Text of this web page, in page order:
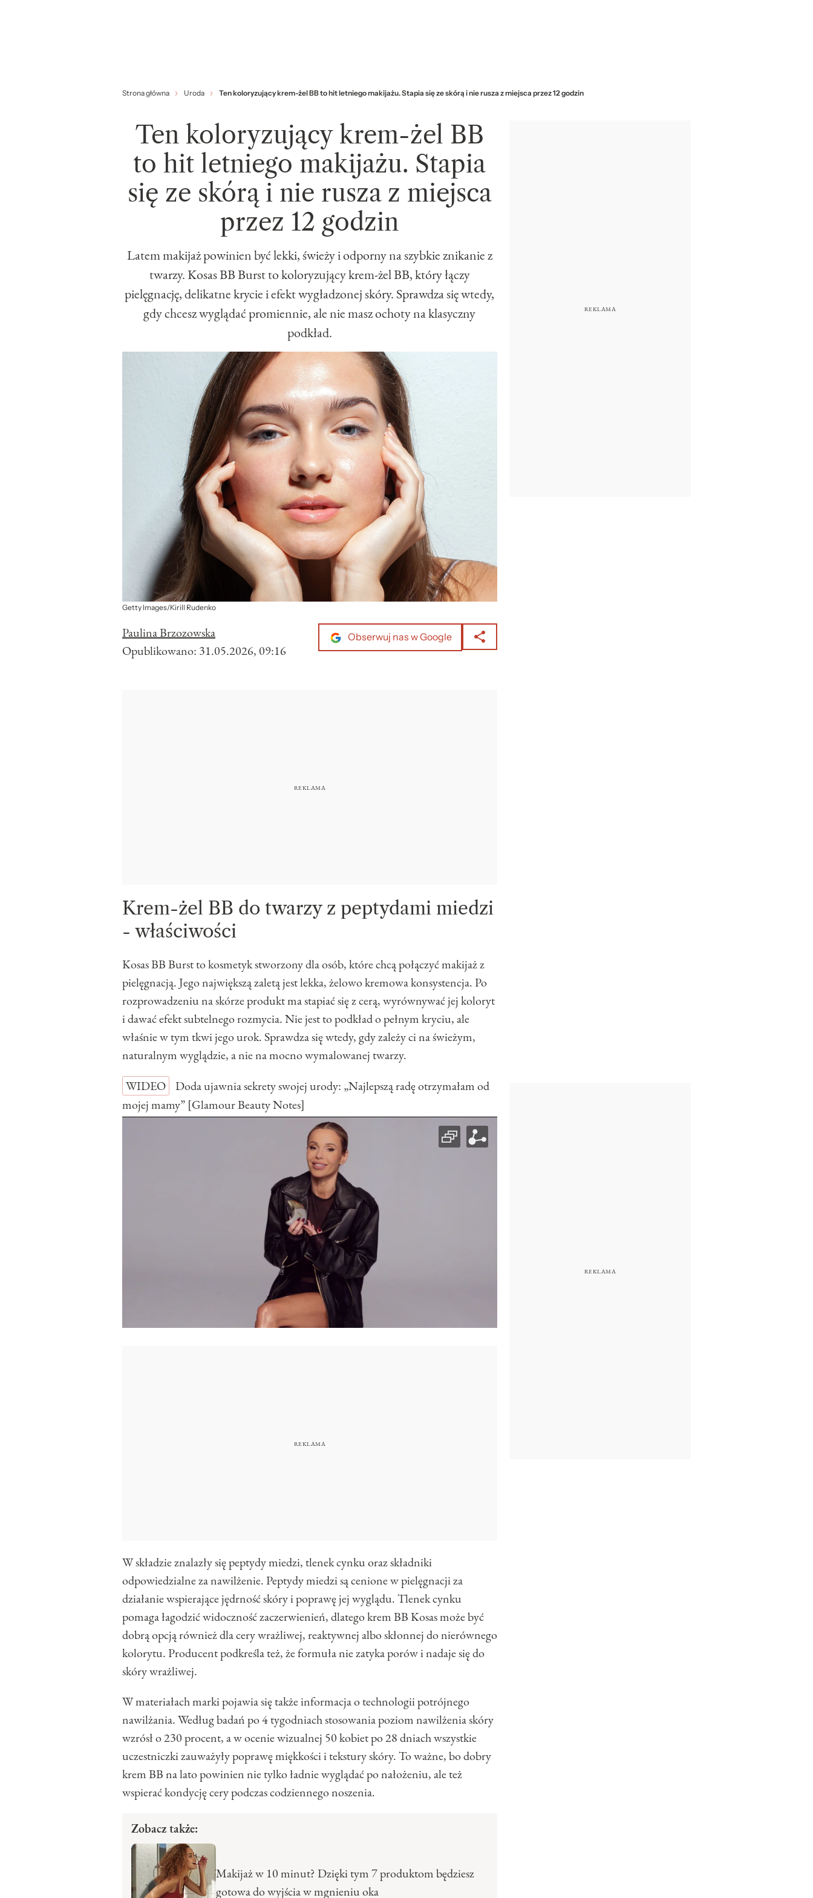
Strona główna Uroda Ten koloryzujący krem-żel BB to hit letniego makijażu. Stapia się ze skórą i nie rusza z miejsca przez 12 godzin
Ten koloryzujący krem-żel BB
to hit letniego makijażu. Stapia
się ze skórą i nie rusza z miejsca
przez 12 godzin
Latem makijaż powinien być lekki, świeży i odporny na szybkie znikanie z
twarzy. Kosas BB Burst to koloryzujący krem-żel BB, który łączy
pielęgnację, delikatne krycie i efekt wygładzonej skóry. Sprawdza się wtedy,
gdy chcesz wyglądać promiennie, ale nie masz ochoty na klasyczny
podkład.
Getty Images/Kirill Rudenko
Paulina Brzozowska
Opublikowano: 31.05.2026, 09:16
Obserwuj nas w Google
Krem-żel BB do twarzy z peptydami miedzi
- właściwości
Kosas BB Burst to kosmetyk stworzony dla osób, które chcą połączyć makijaż z
pielęgnacją. Jego największą zaletą jest lekka, żelowo kremowa konsystencja. Po
rozprowadzeniu na skórze produkt ma stapiać się z cerą, wyrównywać jej koloryt
i dawać efekt subtelnego rozmycia. Nie jest to podkład o pełnym kryciu, ale
właśnie w tym tkwi jego urok. Sprawdza się wtedy, gdy zależy ci na świeżym,
naturalnym wyglądzie, a nie na mocno wymalowanej twarzy.
WIDEO
Doda ujawnia sekrety swojej urody: „Najlepszą radę otrzymałam od
mojej mamy” [Glamour Beauty Notes]
W składzie znalazły się peptydy miedzi, tlenek cynku oraz składniki
odpowiedzialne za nawilżenie. Peptydy miedzi są cenione w pielęgnacji za
działanie wspierające jędrność skóry i poprawę jej wyglądu. Tlenek cynku
pomaga łagodzić widoczność zaczerwienień, dlatego krem BB Kosas może być
dobrą opcją również dla cery wrażliwej, reaktywnej albo skłonnej do nierównego
kolorytu. Producent podkreśla też, że formuła nie zatyka porów i nadaje się do
skóry wrażliwej.
W materiałach marki pojawia się także informacja o technologii potrójnego
nawilżania. Według badań po 4 tygodniach stosowania poziom nawilżenia skóry
wzrósł o 230 procent, a w ocenie wizualnej 50 kobiet po 28 dniach wszystkie
uczestniczki zauważyły poprawę miękkości i tekstury skóry. To ważne, bo dobry
krem BB na lato powinien nie tylko ładnie wyglądać po nałożeniu, ale też
wspierać kondycję cery podczas codziennego noszenia.
Zobacz także:
Makijaż w 10 minut? Dzięki tym 7 produktom będziesz
gotowa do wyjścia w mgnieniu oka